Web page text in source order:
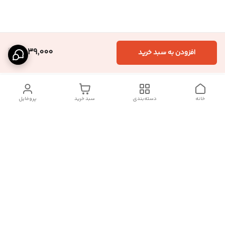
1,539,000 افزودن به سبد خرید
پروفایل سبد خرید دسته‌بندی خانه